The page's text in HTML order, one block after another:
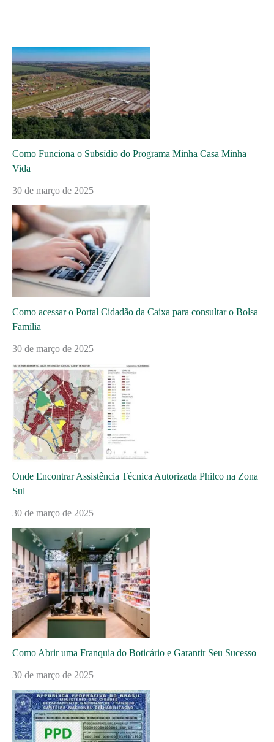
Como Funciona o Subsídio do Programa Minha Casa Minha
Vida
30 de março de 2025
Como acessar o Portal Cidadão da Caixa para consultar o Bolsa
Família
30 de março de 2025
Onde Encontrar Assistência Técnica Autorizada Philco na Zona
Sul
30 de março de 2025
Como Abrir uma Franquia do Boticário e Garantir Seu Sucesso
30 de março de 2025